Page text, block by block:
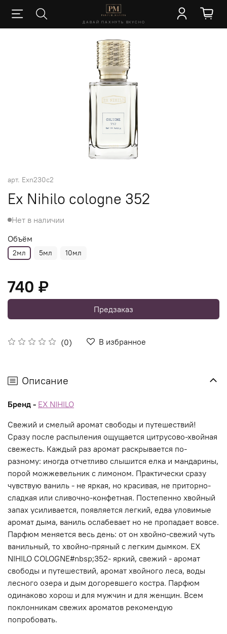
ДАВАЙ ПАХНУТЬ ВКУСНО
арт. Exn230c2
Ex Nihilo cologne 352
(0) В избранное
Нет в наличии
Объём
2мл 5мл 10мл
740 ₽
Предзаказ
Описание
Бренд - EX NIHILO
Свежий и смелый аромат свободы и путешествий!
Сразу после распыления ощущается цитрусово-хвойная
свежесть. Каждый раз аромат раскрывается по-
разному: иногда отчетливо слышится елка и мандарины,
порой можжевельник с лимоном. Практически сразу
чувствую ваниль - не яркая, но красивая, не приторно-
сладкая или сливочно-конфетная. Постепенно хвойный
запах усиливается, появляется легкий, едва уловимые
аромат дыма, ваниль ослабевает но не пропадает вовсе.
Парфюм меняется весь день: от он хвойно-свежий чуть
ванильный, то хвойно-пряный с легким дымком. EX
NIHILO COLOGNE#nbsp;352- яркий, свежий - аромат
свободы и путешествий, аромат хвойного леса, воды
лесного озера и дым догоревшего костра. Парфюм
одинаково хорош и для мужчин и для женщин. Всем
поклонникам свежих ароматов рекомендую
попробовать.